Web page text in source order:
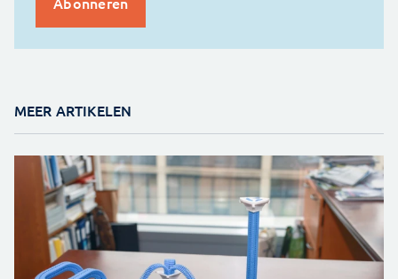
MEER ARTIKELEN